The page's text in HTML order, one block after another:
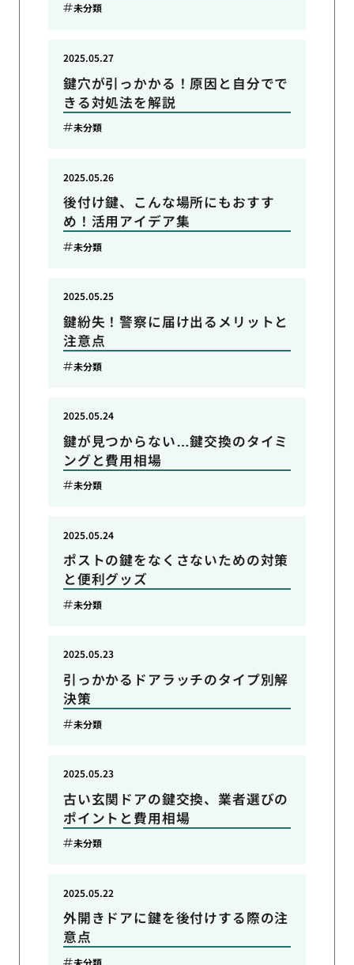
未分類
鍵穴が引っかかる！原因と自分でで
きる対処法を解説
2025.05.27
未分類
後付け鍵、こんな場所にもおすす
め！活用アイデア集
2025.05.26
未分類
鍵紛失！警察に届け出るメリットと
注意点
2025.05.25
未分類
鍵が見つからない…鍵交換のタイミ
ングと費用相場
2025.05.24
未分類
ポストの鍵をなくさないための対策
と便利グッズ
2025.05.24
未分類
引っかかるドアラッチのタイプ別解
決策
2025.05.23
未分類
古い玄関ドアの鍵交換、業者選びの
ポイントと費用相場
2025.05.23
未分類
外開きドアに鍵を後付けする際の注
意点
2025.05.22
未分類